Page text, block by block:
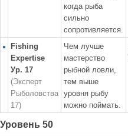
когда рыба
сильно
сопротивляется.
Fishing
Expertise
Ур. 17
(Эксперт
Рыболовства
17)
Чем лучше
мастерство
рыбной ловли,
тем выше
уровня рыбу
можно поймать.
Уровень 50